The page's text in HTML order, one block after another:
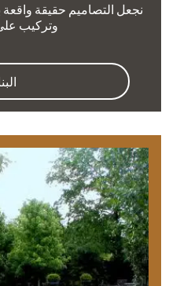
نجعل التصاميم حقيقة واقعة
وتركيب